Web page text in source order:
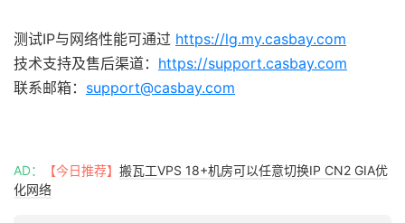
测试IP与网络性能可通过 https://lg.my.casbay.com
技术支持及售后渠道： https://support.casbay.com
联系邮箱： support@casbay.com
AD： 【今日推荐】 搬瓦工VPS 18+机房可以任意切换IP CN2 GIA优
化网络